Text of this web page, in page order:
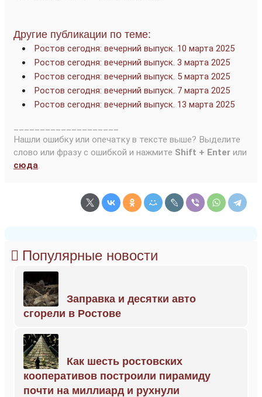
Другие публикации по теме:
Ростов сегодня: вечерний выпуск. 10 марта 2025
Ростов сегодня: вечерний выпуск. 3 марта 2025
Ростов сегодня: вечерний выпуск. 5 марта 2025
Ростов сегодня: вечерний выпуск. 7 марта 2025
Ростов сегодня: вечерний выпуск. 13 марта 2025
Нашли ошибку или опечатку в тексте выше? Выделите
слово или фразу с ошибкой и нажмите Shift + Enter или
сюда.
Популярные новости
Заправка и десятки авто
сгорели в Ростове
Как шесть ростовских
кооперативов построили пирамиду
почти на миллиард и рухнули